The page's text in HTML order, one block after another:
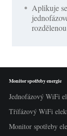
Aplikuje
Monitor spotřeby energie
Jednofázový WiFi
Třífázový WiFi
Monitor spotřeby